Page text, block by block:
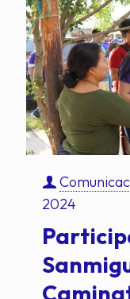
2024